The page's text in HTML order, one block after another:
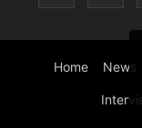
Home News